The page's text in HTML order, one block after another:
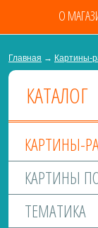
О
Главная → Картины-
КАТАЛОГ
КАРТИНЫ-
КАРТИНЫ
ТЕМАТИКА